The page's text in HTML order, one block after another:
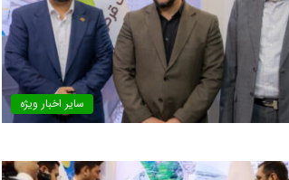
سایر اخبار ویژه